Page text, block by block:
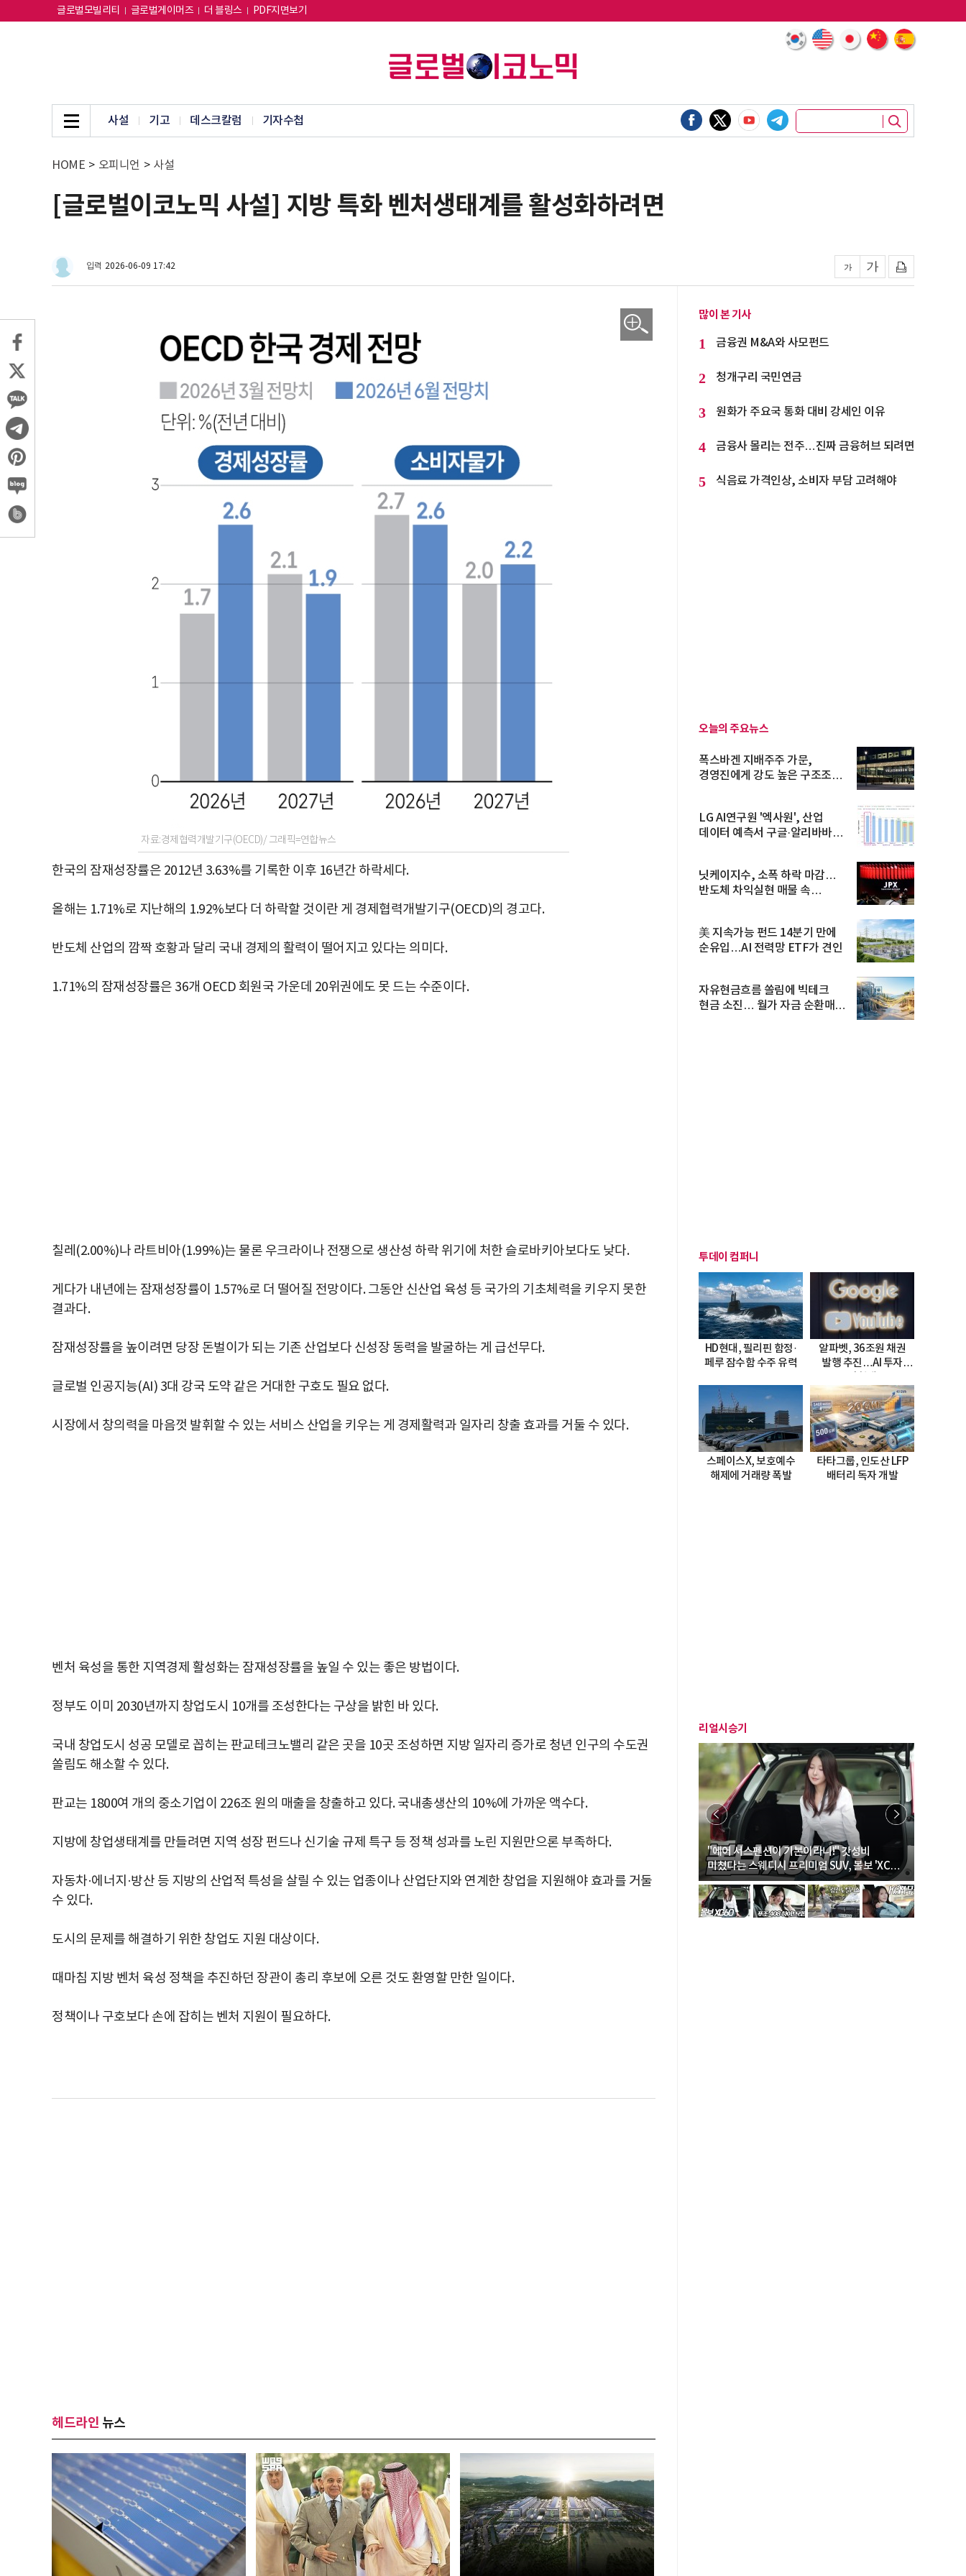
글로벌모빌리티 글로벌게이머즈 더 블링스 PDF지면보기
사설 기고 데스크칼럼 기자수첩
HOME > 오피니언 > 사설
[글로벌이코노믹 사설] 지방 특화 벤처생태계를 활성화하려면
입력 2026-06-09 17:42
자료:경제협력개발기구(OECD)/ 그래픽=연합뉴스
한국의 잠재성장률은 2012년 3.63%를 기록한 이후 16년간 하락세다.
올해는 1.71%로 지난해의 1.92%보다 더 하락할 것이란 게 경제협력개발기구(OECD)의 경고다.
반도체 산업의 깜짝 호황과 달리 국내 경제의 활력이 떨어지고 있다는 의미다.
1.71%의 잠재성장률은 36개 OECD 회원국 가운데 20위권에도 못 드는 수준이다.
칠레(2.00%)나 라트비아(1.99%)는 물론 우크라이나 전쟁으로 생산성 하락 위기에 처한 슬로바키아보다도 낮다.
게다가 내년에는 잠재성장률이 1.57%로 더 떨어질 전망이다. 그동안 신산업 육성 등 국가의 기초체력을 키우지 못한
결과다.
잠재성장률을 높이려면 당장 돈벌이가 되는 기존 산업보다 신성장 동력을 발굴하는 게 급선무다.
글로벌 인공지능(AI) 3대 강국 도약 같은 거대한 구호도 필요 없다.
시장에서 창의력을 마음껏 발휘할 수 있는 서비스 산업을 키우는 게 경제활력과 일자리 창출 효과를 거둘 수 있다.
벤처 육성을 통한 지역경제 활성화는 잠재성장률을 높일 수 있는 좋은 방법이다.
정부도 이미 2030년까지 창업도시 10개를 조성한다는 구상을 밝힌 바 있다.
국내 창업도시 성공 모델로 꼽히는 판교테크노밸리 같은 곳을 10곳 조성하면 지방 일자리 증가로 청년 인구의 수도권
쏠림도 해소할 수 있다.
판교는 1800여 개의 중소기업이 226조 원의 매출을 창출하고 있다. 국내총생산의 10%에 가까운 액수다.
지방에 창업생태계를 만들려면 지역 성장 펀드나 신기술 규제 특구 등 정책 성과를 노린 지원만으론 부족하다.
자동차·에너지·방산 등 지방의 산업적 특성을 살릴 수 있는 업종이나 산업단지와 연계한 창업을 지원해야 효과를 거둘
수 있다.
도시의 문제를 해결하기 위한 창업도 지원 대상이다.
때마침 지방 벤처 육성 정책을 추진하던 장관이 총리 후보에 오른 것도 환영할 만한 일이다.
정책이나 구호보다 손에 잡히는 벤처 지원이 필요하다.
헤드라인 뉴스
많이 본 기사
1 금융권 M&A와 사모펀드
2 청개구리 국민연금
3 원화가 주요국 통화 대비 강세인 이유
4 금융사 몰리는 전주…진짜 금융허브 되려면
5 식음료 가격인상, 소비자 부담 고려해야
오늘의 주요뉴스
폭스바겐 지배주주 가문,
경영진에게 강도 높은 구조조정
LG AI연구원 '엑사원', 산업
데이터 예측서 구글·알리바바
닛케이지수, 소폭 하락 마감…
반도체 차익실현 매물 속
美 지속가능 펀드 14분기 만에
순유입…AI 전력망 ETF가 견인
자유현금흐름 쏠림에 빅테크
현금 소진… 월가 자금 순환매
투데이 컴퍼니
HD현대, 필리핀 함정·
페루 잠수함 수주 유력
알파벳, 36조원 채권
발행 추진…AI 투자
스페이스X, 보호예수
해제에 거래량 폭발
타타그룹, 인도산 LFP
배터리 독자 개발
리얼시승기
박지수 아나운서가 타본 ‘전설의 무쏘’… “여성·
"에어 서스펜션이 기본이라니!" 갓성비
미쳤다는 스웨디시 프리미엄 SUV, 볼보 'XC60
B5 울트라'